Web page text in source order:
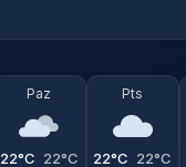
Paz
22°C 22°C
Pts
22°C 22°C